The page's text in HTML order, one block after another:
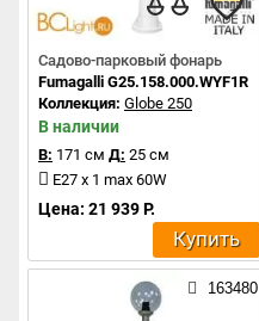
Садово-парковый фонарь
Fumagalli G25.158.000.WYF1R
Коллекция: Globe 250
В наличии
В: 171 см Д: 25 см
E27 x 1 max 60W
Цена: 21 939 Р.
Купить
163480